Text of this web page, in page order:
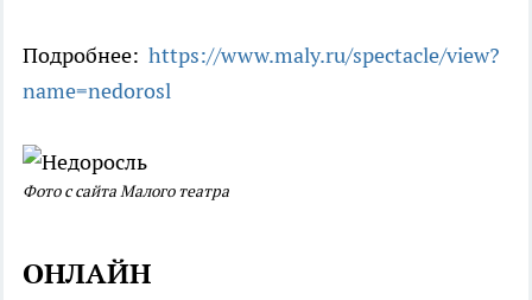
Подробнее: https://www.maly.ru/spectacle/view?
name=nedorosl
Фото с сайта Малого театра
ОНЛАЙН